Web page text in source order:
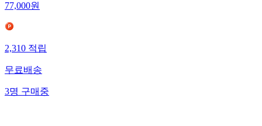
77,000원
2,310 적립
무료배송
3명 구매중